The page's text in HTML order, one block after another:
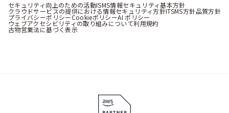
セキュリティ向上のための活動ISMS情報セキュリティ基本方針
クラウドサービスの提供における情報セキュリティ方針ITSMS方針品質方針
プライバシーポリシーCookieポリシーAI ポリシー
ウェブアクセシビリティの取り組みについて利用規約
古物営業法に基づく表示